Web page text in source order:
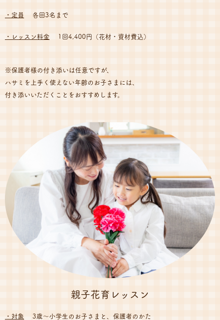
・定員 各回3名まで
・レッスン料金 1回4,400円（花材・資材費込）
※保護者様の付き添いは任意ですが、
ハサミを上手く使えない年齢のお子さまには、
付き添いいただくことをおすすめします。
親子花育レッスン
・対象 3歳〜小学生のお子さまと、保護者のかた